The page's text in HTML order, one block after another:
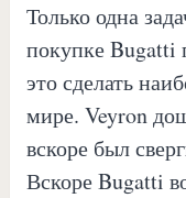
Только одна
покупке Bugatti
это сделать
мире. Veyron
вскоре был
Вскоре Bugatti